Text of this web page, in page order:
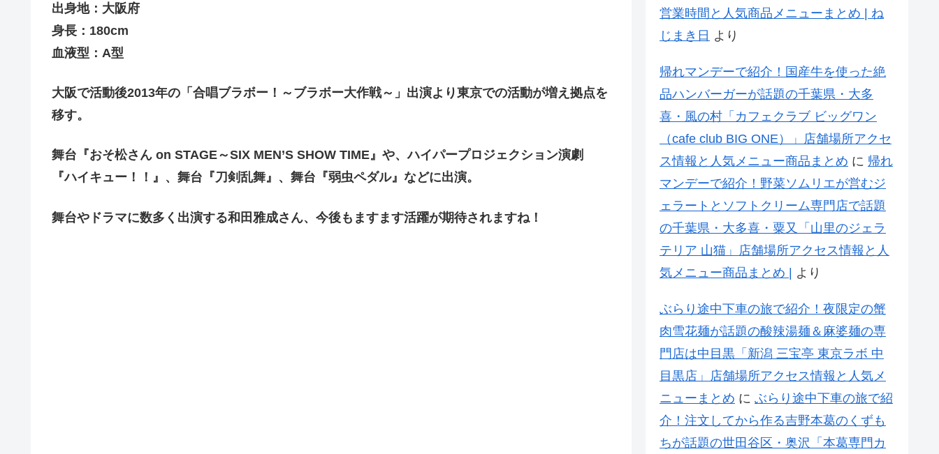
出身地：大阪府
身長：180cm
血液型：A型
大阪で活動後2013年の「合唱ブラボー！～ブラボー大作戦～」出演より東京での活動が増え拠点を
移す。
舞台『おそ松さん on STAGE～SIX MEN’S SHOW TIME』や、ハイパープロジェクション演劇
『ハイキュー！！』、舞台『刀剣乱舞』、舞台『弱虫ペダル』などに出演。
舞台やドラマに数多く出演する和田雅成さん、今後もますます活躍が期待されますね！
営業時間と人気商品メニューまとめ | ね
じまき日 より
帰れマンデーで紹介！国産牛を使った絶
品ハンバーガーが話題の千葉県・大多
喜・風の村「カフェクラブ ビッグワン
（cafe club BIG ONE）」店舗場所アクセ
ス情報と人気メニュー商品まとめ に 帰れ
マンデーで紹介！野菜ソムリエが営むジ
ェラートとソフトクリーム専門店で話題
の千葉県・大多喜・粟又「山里のジェラ
テリア 山猫」店舗場所アクセス情報と人
気メニュー商品まとめ | より
ぶらり途中下車の旅で紹介！夜限定の蟹
肉雪花麺が話題の酸辣湯麺＆麻婆麺の専
門店は中目黒「新潟 三宝亭 東京ラボ 中
目黒店」店舗場所アクセス情報と人気メ
ニューまとめ に ぶらり途中下車の旅で紹
介！注文してから作る吉野本葛のくずも
ちが話題の世田谷区・奥沢「本葛専門カ